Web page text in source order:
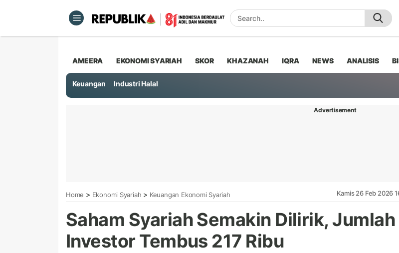
AMEERA EKONOMI SYARIAH SKOR KHAZANAH IQRA NEWS ANALISIS
Keuangan Industri Halal
Advertisement
Home > Ekonomi Syariah > Keuangan Ekonomi Syariah Kamis 26 Feb 2026
Saham Syariah Semakin Dilirik, Jumlah
Investor Tembus 217 Ribu